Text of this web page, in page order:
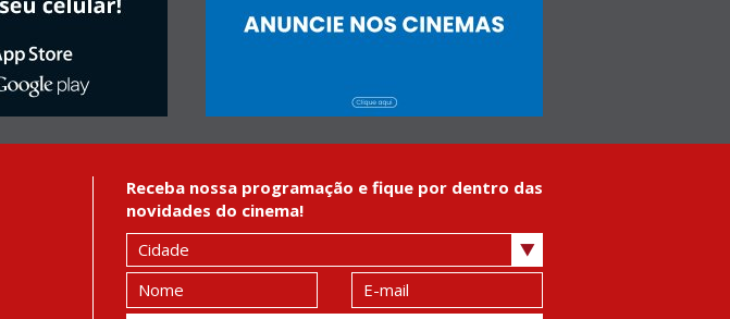
Receba nossa programação e fique por dentro das
novidades do cinema!